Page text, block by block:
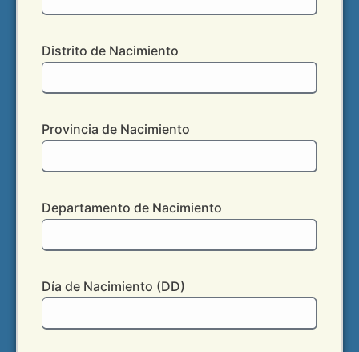
Distrito de Nacimiento
Provincia de Nacimiento
Departamento de Nacimiento
Día de Nacimiento (DD)